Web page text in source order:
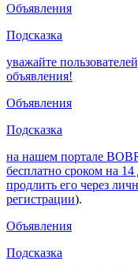
Объявления
Подсказка
уважайте
объявления!
Объявления
Подсказка
на нашем портале
бесплатно сроком на
продлить его через
регистрации).
Объявления
Подсказка